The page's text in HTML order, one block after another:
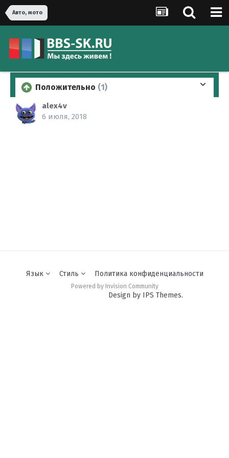
Авто, мото
Положительно (1)
alex4v
6 июля, 2018
Язык Стиль Политика конфиденциальности
Powered by Invision Community
Design by IPS Themes.